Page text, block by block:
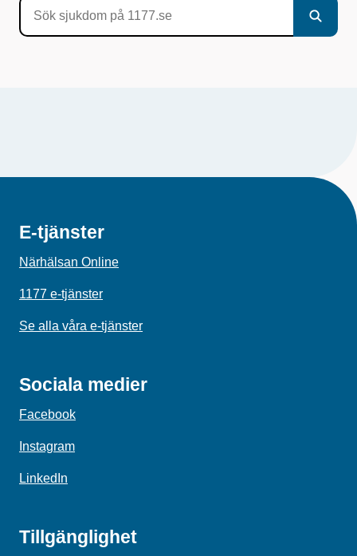
E-tjänster
Närhälsan Online
1177 e-tjänster
Se alla våra e-tjänster
Sociala medier
Facebook
Instagram
LinkedIn
Tillgänglighet